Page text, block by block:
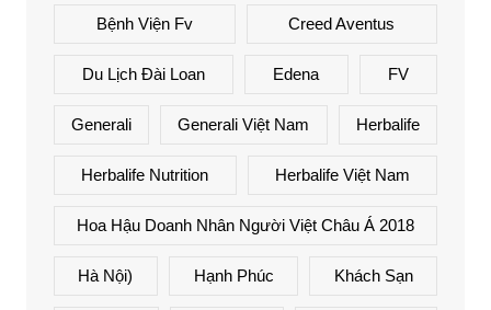
Bệnh Viện Fv Creed Aventus
Du Lịch Đài Loan Edena FV
Generali Generali Việt Nam Herbalife
Herbalife Nutrition Herbalife Việt Nam
Hoa Hậu Doanh Nhân Người Việt Châu Á 2018
Hà Nội) Hạnh Phúc Khách Sạn